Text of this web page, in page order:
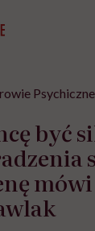
Psychiczne
być